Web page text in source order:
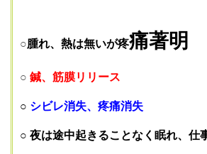
○腫れ、熱は無いが疼痛著明
○ 鍼、筋膜リリース
○ シビレ消失、疼痛消失
○ 夜は途中起きることなく眠れ、仕